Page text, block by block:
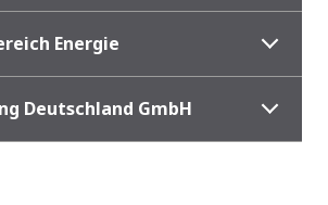
Energie
Deutschland GmbH